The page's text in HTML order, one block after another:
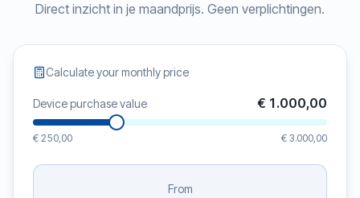
Direct inzicht in je maandprijs. Geen verplichtingen.
Calculate your monthly price
Device purchase value € 1.000,00
€ 250,00 € 3.000,00
From